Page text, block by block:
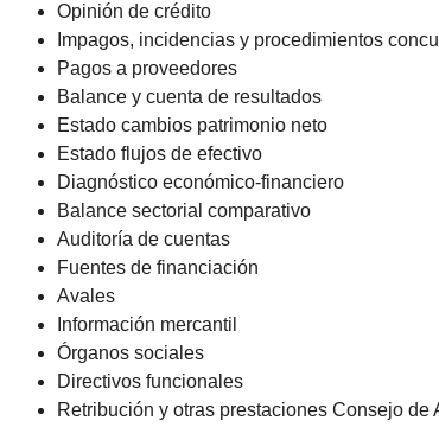
Opinión de crédito
Impagos, incidencias y procedimientos
Pagos a proveedores
Balance y cuenta de resultados
Estado cambios patrimonio neto
Estado flujos de efectivo
Diagnóstico económico-financiero
Balance sectorial comparativo
Auditoría de cuentas
Fuentes de financiación
Avales
Información mercantil
Órganos sociales
Directivos funcionales
Retribución y otras prestaciones Consejo de